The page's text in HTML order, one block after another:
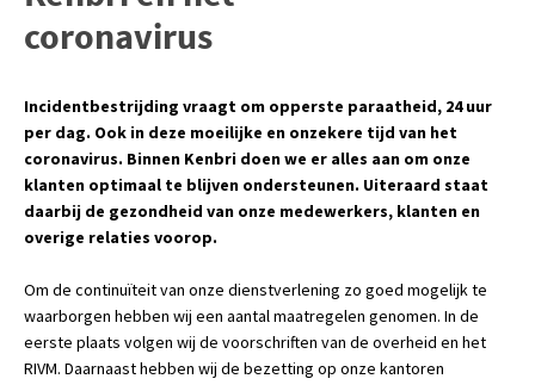
coronavirus
Incidentbestrijding vraagt om opperste paraatheid, 24 uur
per dag. Ook in deze moeilijke en onzekere tijd van het
coronavirus. Binnen Kenbri doen we er alles aan om onze
klanten optimaal te blijven ondersteunen. Uiteraard staat
daarbij de gezondheid van onze medewerkers, klanten en
overige relaties voorop.
Om de continuïteit van onze dienstverlening zo goed mogelijk te
waarborgen hebben wij een aantal maatregelen genomen. In de
eerste plaats volgen wij de voorschriften van de overheid en het
RIVM. Daarnaast hebben wij de bezetting op onze kantoren